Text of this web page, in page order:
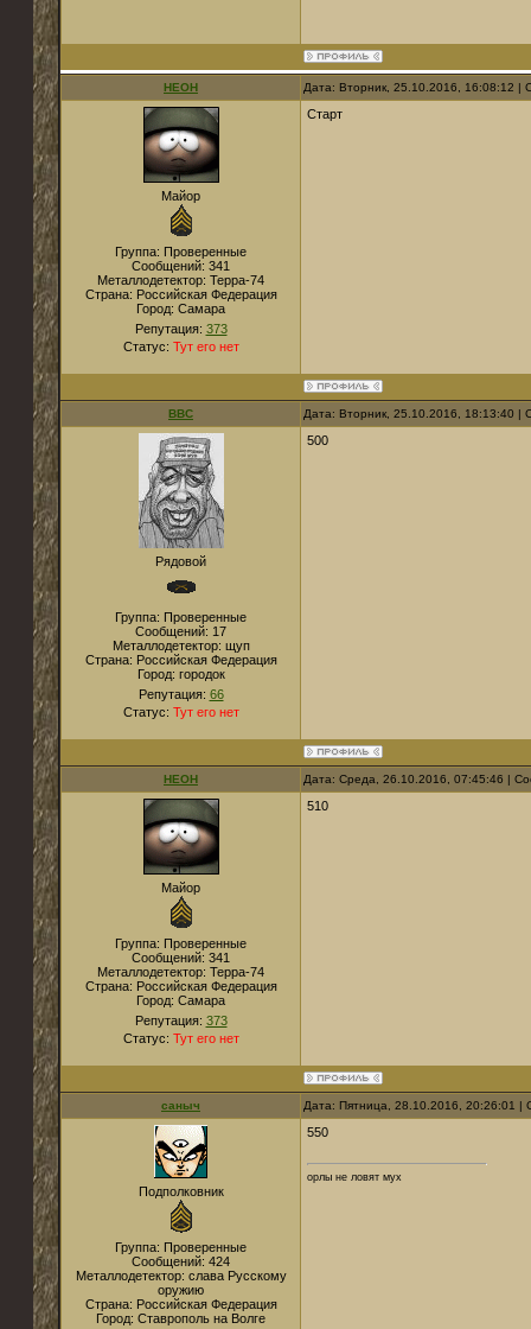
НЕОН Дата: Вторник, 25.10.2016, 16:08:12
Майор
Группа: Проверенные
Сообщений: 341
Металлодетектор: Терра-74
Страна: Российская Федерация
Город: Самара
Репутация: 373
Статус: Тут его нет
Старт
ВВС Дата: Вторник, 25.10.2016, 18:13:40
Рядовой
Группа: Проверенные
Сообщений: 17
Металлодетектор: щуп
Страна: Российская Федерация
Город: городок
Репутация: 66
Статус: Тут его нет
500
НЕОН Дата: Среда, 26.10.2016, 07:45:46 |
Майор
Группа: Проверенные
Сообщений: 341
Металлодетектор: Терра-74
Страна: Российская Федерация
Город: Самара
Репутация: 373
Статус: Тут его нет
510
саныч Дата: Пятница, 28.10.2016, 20:26:01
Подполковник
Группа: Проверенные
Сообщений: 424
Металлодетектор: слава Русскому
оружию
Страна: Российская Федерация
Город: Ставрополь на Волге
550
орлы не ловят мух